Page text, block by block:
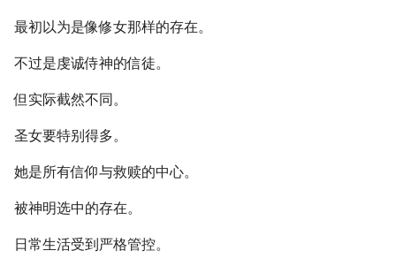
最初以为是像修女那样的存在。
不过是虔诚侍神的信徒。
但实际截然不同。
圣女要特别得多。
她是所有信仰与救赎的中心。
被神明选中的存在。
日常生活受到严格管控。